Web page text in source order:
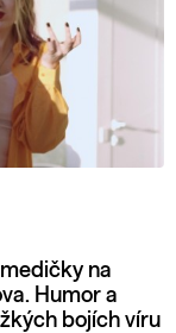
na
Humor a
bojích víru